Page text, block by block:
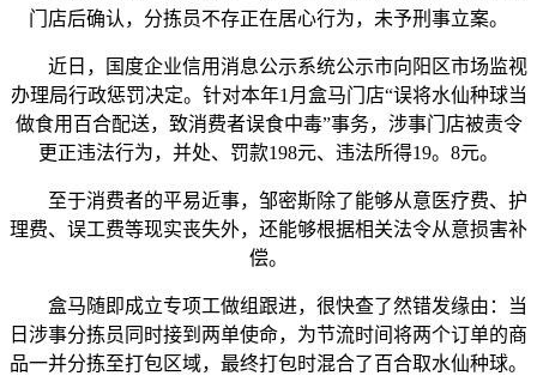
门店后确认，分拣员不存正在居心行为，未予刑事立案。
近日，国度企业信用消息公示系统公示市向阳区市场监视
办理局行政惩罚决定。针对本年1月盒马门店“误将水仙种球当
做食用百合配送，致消费者误食中毒”事务，涉事门店被责令
更正违法行为，并处、罚款198元、违法所得19。8元。
至于消费者的平易近事，邹密斯除了能够从意医疗费、护
理费、误工费等现实丧失外，还能够根据相关法令从意损害补
偿。
盒马随即成立专项工做组跟进，很快查了然错发缘由：当
日涉事分拣员同时接到两单使命，为节流时间将两个订单的商
品一并分拣至打包区域，最终打包时混合了百合取水仙种球。